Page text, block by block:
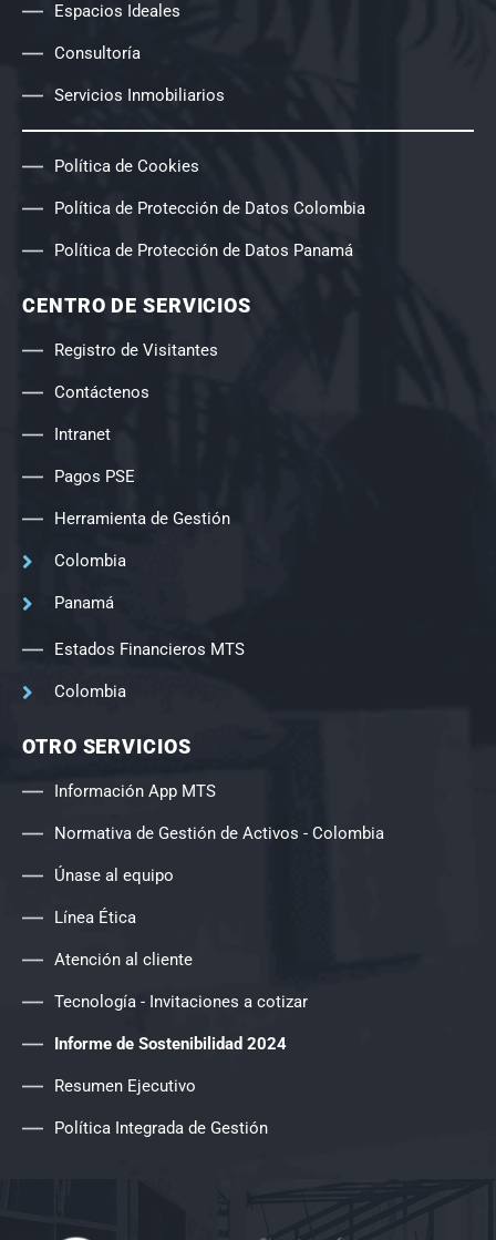
Espacios Ideales
Consultoría
Servicios Inmobiliarios
Política de Cookies
Política de Protección de Datos Colombia
Política de Protección de Datos Panamá
CENTRO DE SERVICIOS
Registro de Visitantes
Contáctenos
Intranet
Pagos PSE
Herramienta de Gestión
Colombia
Panamá
Estados Financieros MTS
Colombia
OTRO SERVICIOS
Información App MTS
Normativa de Gestión de Activos - Colombia
Únase al equipo
Línea Ética
Atención al cliente
Tecnología - Invitaciones a cotizar
Informe de Sostenibilidad 2024
Resumen Ejecutivo
Política Integrada de Gestión